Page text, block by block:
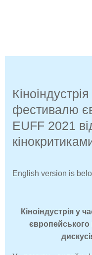
фестивалю
EUFF 2021
English version is
Кіноіндустрія у
європейського